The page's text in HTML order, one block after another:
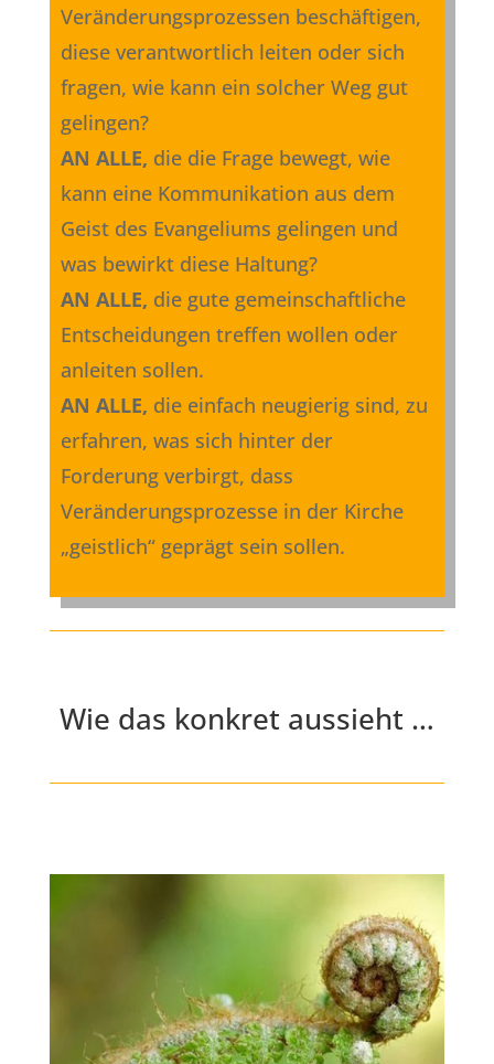
Veränderungsprozessen beschäftigen,
diese verantwortlich leiten oder sich
fragen, wie kann ein solcher Weg gut
gelingen?
AN ALLE, die die Frage bewegt, wie
kann eine Kommunikation aus dem
Geist des Evangeliums gelingen und
was bewirkt diese Haltung?
AN ALLE, die gute gemeinschaftliche
Entscheidungen treffen wollen oder
anleiten sollen.
AN ALLE, die einfach neugierig sind, zu
erfahren, was sich hinter der
Forderung verbirgt, dass
Veränderungsprozesse in der Kirche
„geistlich“ geprägt sein sollen.
Wie das konkret aussieht …